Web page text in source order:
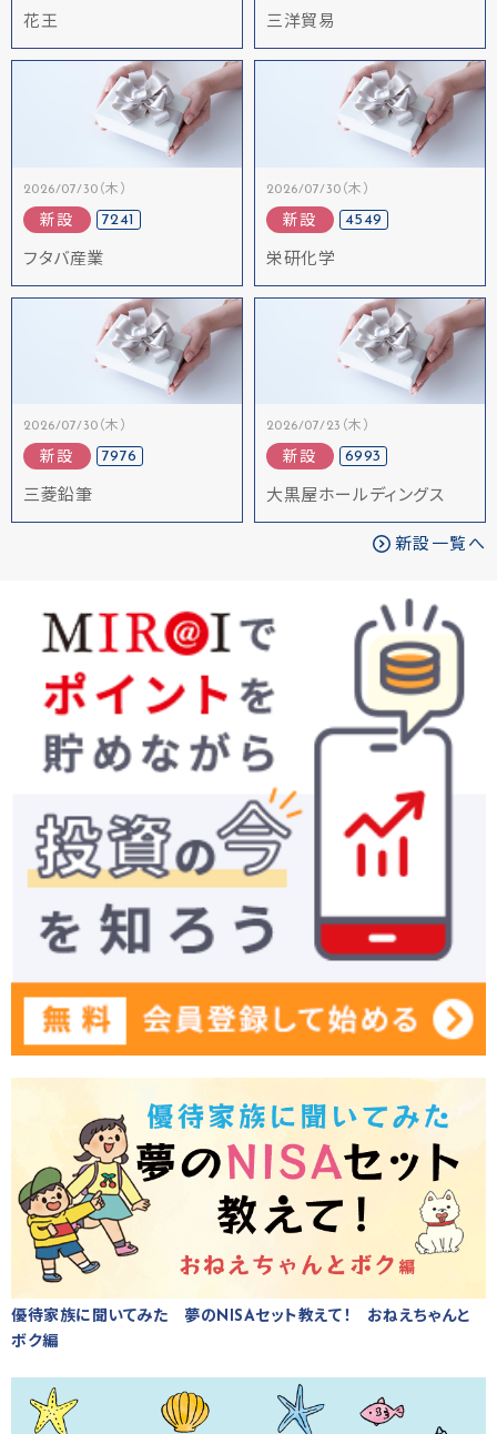
花王 三洋貿易
2026/07/30（木）
新設 7241
フタバ産業
2026/07/30（木）
新設 4549
栄研化学
2026/07/30（木）
新設 7976
三菱鉛筆
2026/07/23（木）
新設 6993
大黒屋ホールディングス
新設一覧へ
優待家族に聞いてみた 夢のNISAセット教えて！ おねえちゃんと
ボク編